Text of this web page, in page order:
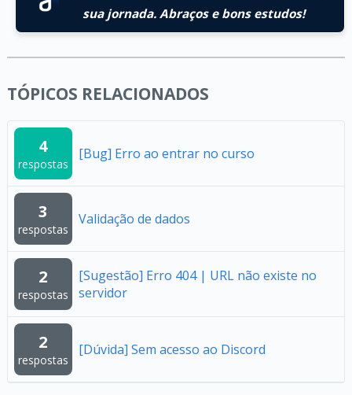
sua jornada. Abraços e bons estudos!
TÓPICOS RELACIONADOS
4
respostas
[Bug] Erro ao entrar no curso
3
respostas
Validação de dados
2
respostas
[Sugestão] Erro 404 | URL não existe no
servidor
2
respostas
[Dúvida] Sem acesso ao Discord